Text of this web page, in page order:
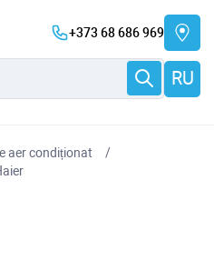
+373 68 686 969
RU
aer condiționat